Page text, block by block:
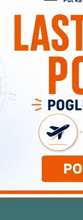
U slučaju
korekcije cena, izmene
drugačije
OTP broj 506/2010 od
U DINARSKOJ
30% uplate